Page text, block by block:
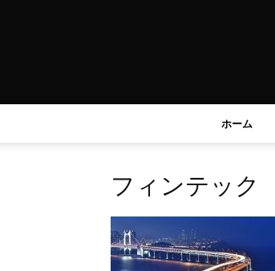
ホーム
フィンテック